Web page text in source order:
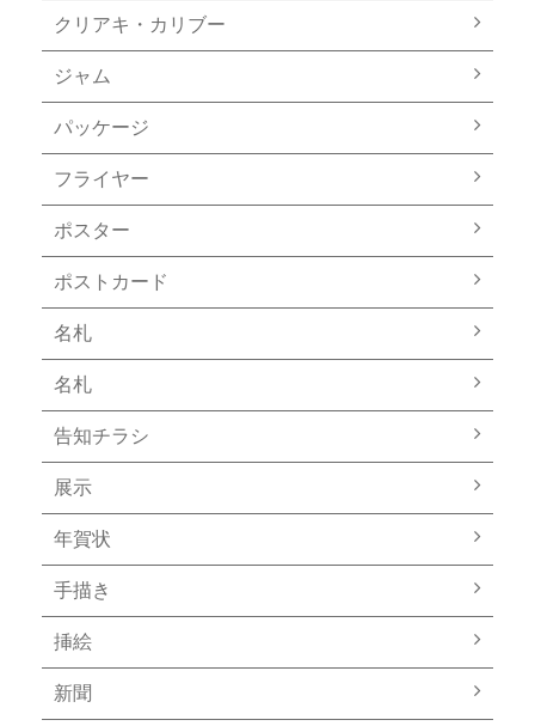
クリアキ・カリブー
ジャム
パッケージ
フライヤー
ポスター
ポストカード
名札
名札
告知チラシ
展示
年賀状
手描き
挿絵
新聞